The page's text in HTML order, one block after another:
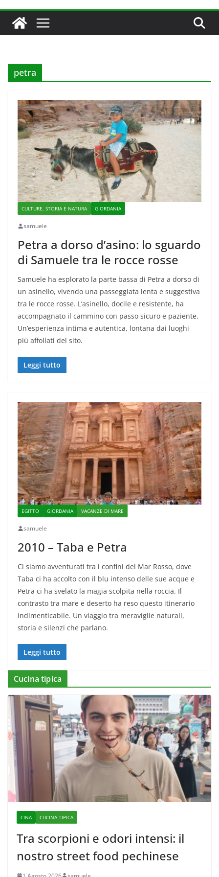
petra
CULTURE, STORIA E NATURA GIORDANIA
samuele
Petra a dorso d’asino: lo sguardo
di Samuele tra le rocce rosse
Samuele ha esplorato la parte bassa di Petra a dorso di
un asinello, vivendo una passeggiata lenta e suggestiva
tra le rocce rosse. L’asinello, docile e resistente, ha
accompagnato il cammino con passo sicuro e paziente.
Un’esperienza intima e autentica, lontana dai luoghi
più affollati del sito.
Leggi tutto
EGITTO GIORDANIA VACANZE DI MARE
samuele
2010 – Taba e Petra
Ci siamo avventurati tra i confini del Mar Rosso, dove
Taba ci ha accolto con il blu intenso delle sue acque e
Petra ci ha svelato la magia scolpita nella roccia. Il
contrasto tra mare e deserto ha reso questo itinerario
indimenticabile. Un viaggio tra meraviglie naturali,
storia e silenzi che parlano.
Leggi tutto
Cucina tipica
CINA CUCINA TIPICA
Tra scorpioni e odori intensi: il
nostro street food pechinese